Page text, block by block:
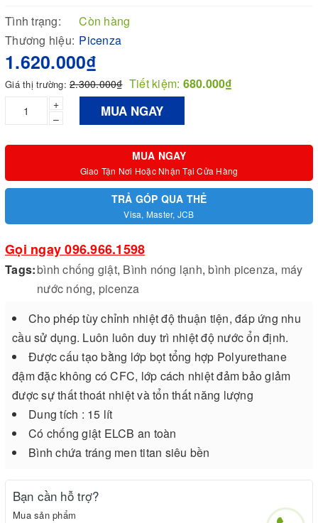
Tình trạng:
Còn hàng
Thương hiệu: Picenza
1.620.000₫
Giá thị trường: 2.300.000₫ Tiết kiệm: 680.000₫
+
–
MUA NGAY
MUA NGAY
Giao Tận Nơi Hoặc Nhận Tại Cửa Hàng
TRẢ GÓP QUA THẺ
Visa, Master, JCB
Gọi ngay 096.966.1598
Tags:bình chống giật, Bình nóng lạnh,bình picenza, máy
nước nóng, picenza
Cho phép tùy chỉnh nhiệt độ thuận tiện, đáp ứng nhu
cầu sử dụng. Luôn luôn duy trì nhiệt độ nước ổn định.
Được cấu tạo bằng lớp bọt tổng hợp Polyurethane
đậm đặc không có CFC, lớp cách nhiệt đảm bảo giảm
được sự thất thoát nhiệt và tổn thất năng lượng
Dung tích : 15 lít
Có chống giật ELCB an toàn
Bình chứa tráng men titan siêu bền
Bạn cần hỗ trợ?
Mua sản phẩm